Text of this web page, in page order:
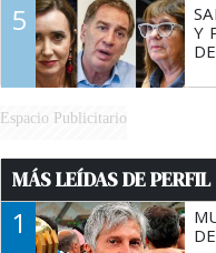
5
Y
Espacio Publicitario
MÁS LEÍDAS DE PERFIL
1